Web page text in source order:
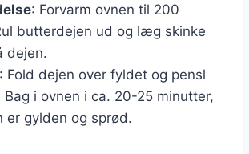
: Forvarm ovnen til 200
butterdejen ud og læg skinke
dejen.
: Fold dejen over fyldet og pensl
i ovnen i ca. 20-25 minutter,
er gylden og sprød.